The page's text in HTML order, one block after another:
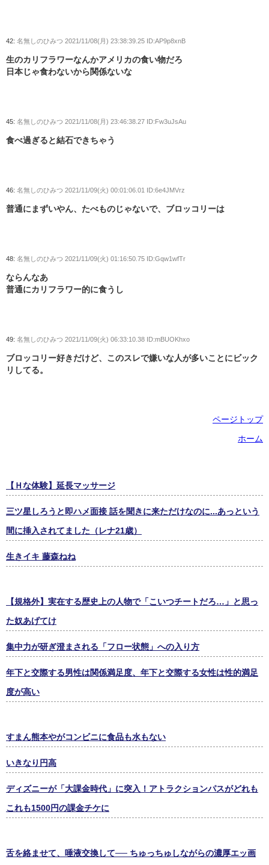
42: 名無しのひみつ 2021/11/08(月) 23:38:39.25 ID:AP9p8xnB
生のカリフラワーなんかアメリカの食い物だろ
日本じゃ食わないから関係ないな
45: 名無しのひみつ 2021/11/08(月) 23:46:38.27 ID:Fw3uJsAu
食べ過ぎると結石できちゃう
46: 名無しのひみつ 2021/11/09(火) 00:01:06.01 ID:6e4JMVrz
普通にまずいやん、たべものじゃないで、ブロッコリーは
48: 名無しのひみつ 2021/11/09(火) 01:16:50.75 ID:Gqw1wfTr
ならんなあ
普通にカリフラワー的に食うし
49: 名無しのひみつ 2021/11/09(火) 06:33:10.38 ID:mBUOKhxo
ブロッコリー好きだけど、このスレで嫌いな人が多いことにビック
リしてる。
ページトップ
ホーム
【Ｈな体験】延長マッサージ
三ツ星しろうと即ハメ面接 話を聞きに来ただけなのに...あっという
間に挿入されてました（レナ21歳）
生きイキ 藤森ねね
【規格外】実在する歴史上の人物で「こいつチートだろ…」と思っ
た奴あげてけ
集中力が研ぎ澄まされる「フロー状態」への入り方
年下と交際する男性は関係満足度、年下と交際する女性は性的満足
度が高い
すまん熊本やがコンビニに食品も水もない
いきなり円高
ディズニーが「大課金時代」に突入！アトラクションパスがどれも
これも1500円の課金チケに
舌を絡ませて、唾液交換して── ちゅっちゅしながらの濃厚エッ画